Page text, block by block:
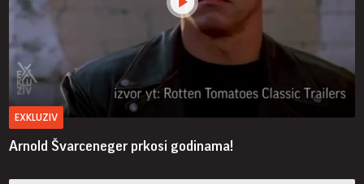
EXKLUZIV
Arnold Švarceneger prkosi godinama!